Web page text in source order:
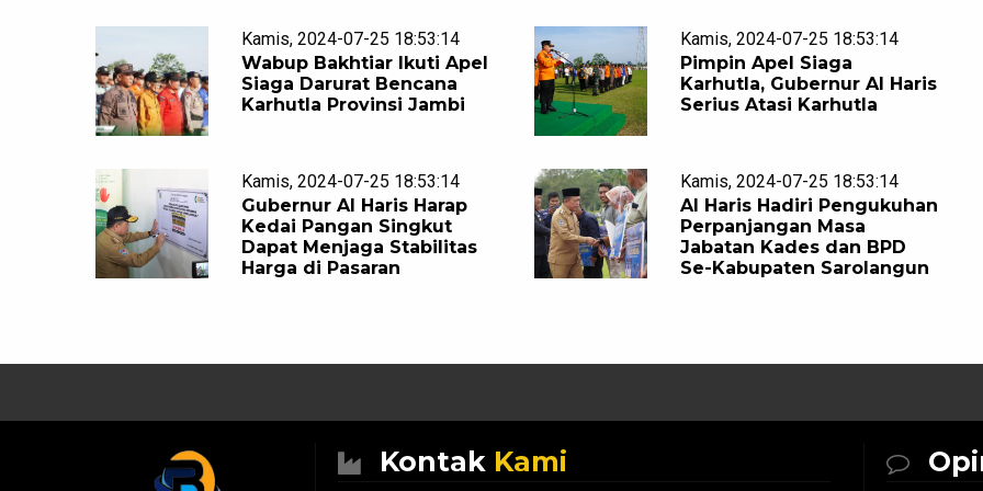
Kamis, 2024-07-25 18:53:14
Wabup Bakhtiar Ikuti Apel
Siaga Darurat Bencana
Karhutla Provinsi Jambi
Kamis, 2024-07-25 18:53:14
Pimpin Apel Siaga
Karhutla, Gubernur Al Haris
Serius Atasi Karhutla
Kamis, 2024-07-25 18:53:14
Gubernur Al Haris Harap
Kedai Pangan Singkut
Dapat Menjaga Stabilitas
Harga di Pasaran
Kamis, 2024-07-25 18:53:14
Al Haris Hadiri Pengukuhan
Perpanjangan Masa
Jabatan Kades dan BPD
Se-Kabupaten Sarolangun
Kontak Kami